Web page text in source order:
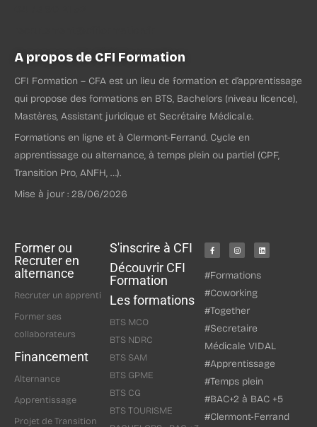
A propos de CFI Formation
CFI Formation – CFA est un lieu de formation et d’apprentissage
qui propose des formations en BTS, Bachelors (niveau licence),
Mastères, Assistant juridique et Secrétaire Médical.e.
Formations en ligne et à Clermont-Ferrand. Cycle en
apprentissage ou alternance, à temps plein ou partiel (CPF,
Transition Pro, ANFH, …).
Mise à jour : 28/06/2026
Former ou
Recruter en
alternance
Recruter un apprenti
Former ses
collaborateurs
Financement
Alternance
Apprentissage
Projet de Transition
S'inscrire à CFI
Découvrir CFI
Formation
Les formations
BTS MCO
BTS NDRC
BTS SAM
BTS GPME
BTS CG
BTS TOURISME
#Formations
#Coworking
#Together
#Secretaire
Médicale VIDAL
#Apprentissage
#Temps plein
#BAC+2 à BAC +5
#Clermont-Ferrand